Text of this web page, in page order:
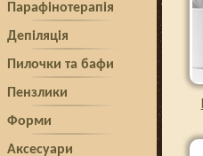
Парафінотерапія
Депіляція
Пилочки та бафи
Пензлики
Форми
Аксесуари